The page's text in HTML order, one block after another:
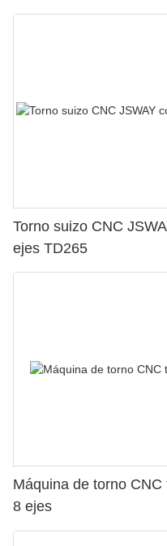
Torno suizo CNC
ejes TD265
Máquina de torno
8 ejes